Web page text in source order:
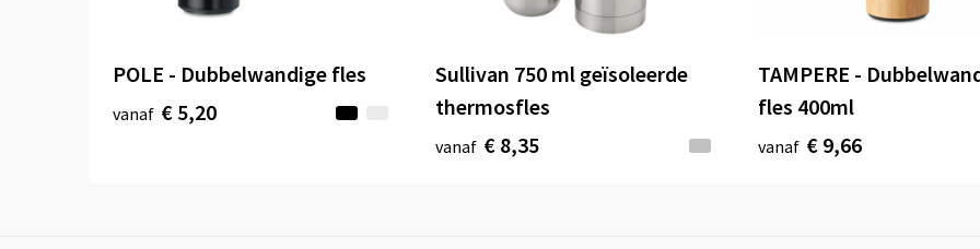
POLE - Dubbelwandige fles
vanaf € 5,20
Sullivan 750 ml geïsoleerde
thermosfles
vanaf € 8,35
TAMPERE -
fles 400ml
vanaf € 9,66